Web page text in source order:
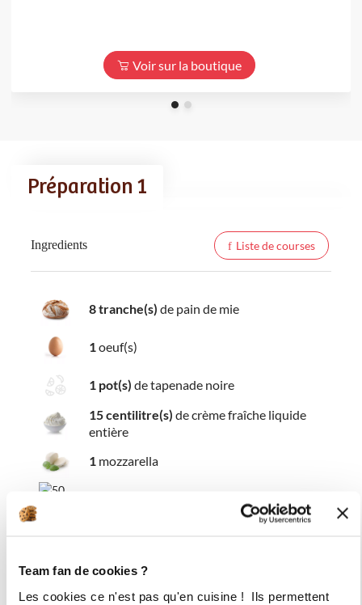
Team fan de cookies ?
Les cookies ce n'est pas qu'en cuisine ! Ils permettent
Voir sur la boutique
Préparation 1
Ingredients Liste de courses
8 tranche(s) de pain de mie
1oeuf(s)
1 pot(s) de tapenade noire
15 centilitre(s) de crème fraîche liquide
entière
1 mozzarella